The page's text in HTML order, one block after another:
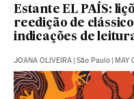
Estante EL PAÍS:
reedição de
indicações de
JOANA OLIVEIRA | São Paulo | MAY